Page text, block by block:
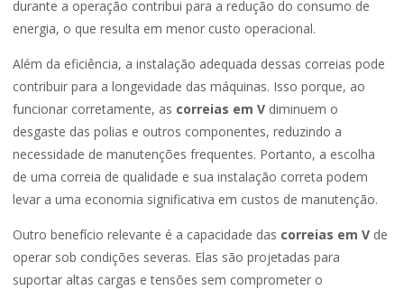
durante a operação contribui para a redução do consumo de
energia, o que resulta em menor custo operacional.
Além da eficiência, a instalação adequada dessas correias pode
contribuir para a longevidade das máquinas. Isso porque, ao
funcionar corretamente, as correias em V diminuem o
desgaste das polias e outros componentes, reduzindo a
necessidade de manutenções frequentes. Portanto, a escolha
de uma correia de qualidade e sua instalação correta podem
levar a uma economia significativa em custos de manutenção.
Outro benefício relevante é a capacidade das correias em V de
operar sob condições severas. Elas são projetadas para
suportar altas cargas e tensões sem comprometer o